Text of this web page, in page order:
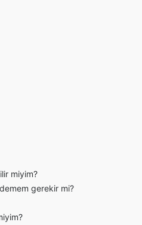
miyim?
gerekir mi?